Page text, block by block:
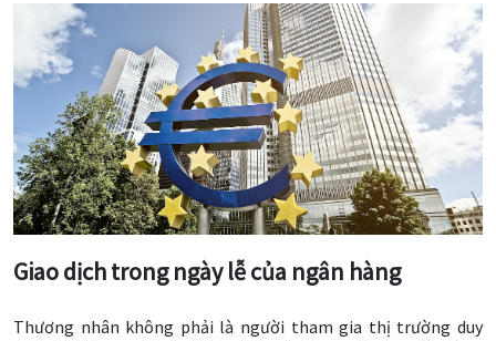
Giao dịch trong ngày lễ của ngân hàng
Thương nhân không phải là người tham gia thị trường duy